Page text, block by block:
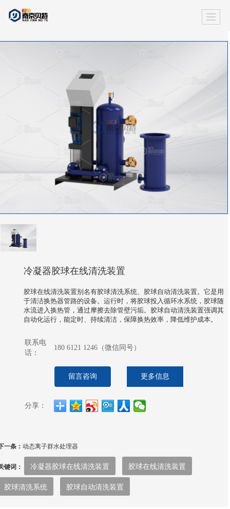
冷凝器胶球在线清洗装置
胶球在线清洗装置别名有胶球清洗系统、胶球自动清洗装置。它是用
于清洁换热器管路的设备。运行时，将胶球投入循环水系统，胶球随
水流进入换热管，通过摩擦去除管壁污垢。胶球自动清洗装置强调其
自动化运行，能定时、持续清洁，保障换热效率，降低维护成本。
联系电
话：
180 6121 1246（微信同号）
留言咨询 更多信息
分享：
一条： 动态离子群水处理器
键词： 冷凝器胶球在线清洗装置
胶球在线清洗装置
胶球清洗系统
胶球自动清洗装置